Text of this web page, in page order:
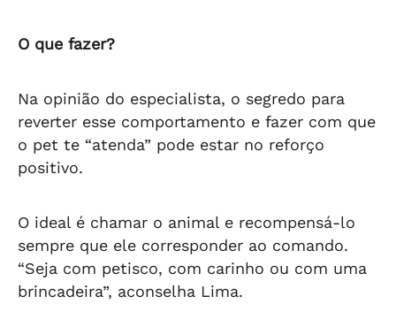
O que fazer?
Na opinião do especialista, o segredo para
reverter esse comportamento e fazer com que
o pet te “atenda” pode estar no reforço
positivo.
O ideal é chamar o animal e recompensá-lo
sempre que ele corresponder ao comando.
“Seja com petisco, com carinho ou com uma
brincadeira”, aconselha Lima.